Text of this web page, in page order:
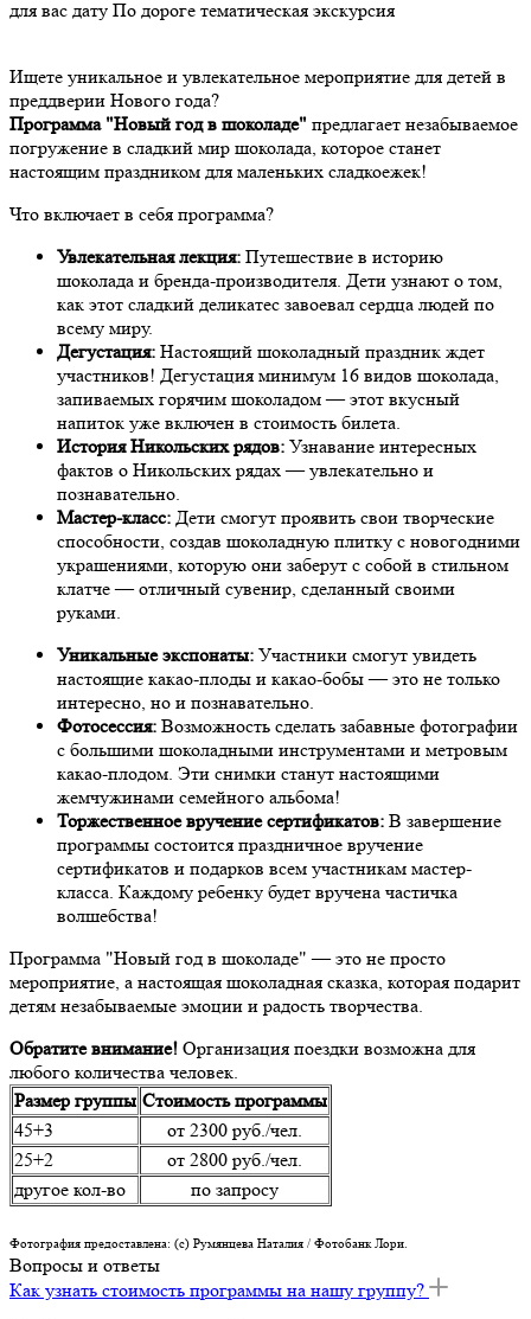
для вас дату По дороге тематическая экскурсия
Ищете уникальное и увлекательное мероприятие для детей в
преддверии Нового года?
Программа "Новый год в шоколаде" предлагает незабываемое
погружение в сладкий мир шоколада, которое станет
настоящим праздником для маленьких сладкоежек!
Что включает в себя программа?
Увлекательная лекция: Путешествие в историю
шоколада и бренда-производителя. Дети узнают о том,
как этот сладкий деликатес завоевал сердца людей по
всему миру.
Дегустация: Настоящий шоколадный праздник ждет
участников! Дегустация минимум 16 видов шоколада,
запиваемых горячим шоколадом — этот вкусный
напиток уже включен в стоимость билета.
История Никольских рядов: Узнавание интересных
фактов о Никольских рядах — увлекательно и
познавательно.
Мастер-класс: Дети смогут проявить свои творческие
способности, создав шоколадную плитку с новогодними
украшениями, которую они заберут с собой в стильном
клатче — отличный сувенир, сделанный своими
руками.
Уникальные экспонаты: Участники смогут увидеть
настоящие какао-плоды и какао-бобы — это не только
интересно, но и познавательно.
Фотосессия: Возможность сделать забавные фотографии
с большими шоколадными инструментами и метровым
какао-плодом. Эти снимки станут настоящими
жемчужинами семейного альбома!
Торжественное вручение сертификатов: В завершение
программы состоится праздничное вручение
сертификатов и подарков всем участникам мастер-
класса. Каждому ребенку будет вручена частичка
волшебства!
Программа "Новый год в шоколаде" — это не просто
мероприятие, а настоящая шоколадная сказка, которая подарит
детям незабываемые эмоции и радость творчества.
Обратите внимание! Организация поездки возможна для
любого количества человек.
Размер группы Стоимость программы
45+3
от 2300 руб./чел.
25+2
от 2800 руб./чел.
другое кол-во
по запросу
Фотография предоставлена: (c) Румянцева Наталия / Фотобанк Лори.
Вопросы и ответы
Как узнать стоимость программы на нашу группу?